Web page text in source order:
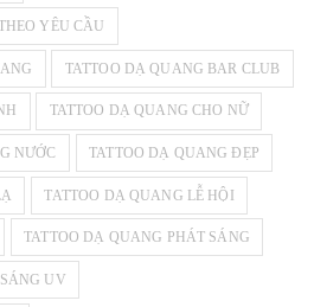
YÊU CẦU
TATTOO DẠ QUANG BAR CLUB
TATTOO DẠ QUANG CHO NỮ
NƯỚC TATTOO DẠ QUANG ĐẸP
TATTOO DẠ QUANG LỄ HỘI
TATTOO DẠ QUANG PHÁT SÁNG
UV